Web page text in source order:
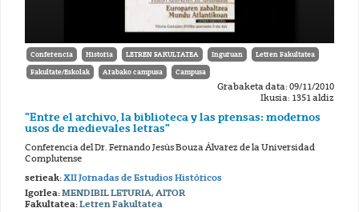
Conferencia Historia LETREN FAKULTATEA Inguruan Letren Fakultatea
Fakultate/Eskolak Arabako campusa Campusa
Grabaketa data: 09/11/2010
Ikusia: 1351 aldiz
"Entre el archivo, la biblioteca y las prensas: modernos
usos de medievales letras"
Conferencia del Dr. Fernando Jesús Bouza Álvarez de la Universidad
Complutense
serieak:XII Jornadas de Estudios Históricos
Igorlea:MENDIBIL LETURIA, AITOR
Fakultatea:Letren Fakultatea